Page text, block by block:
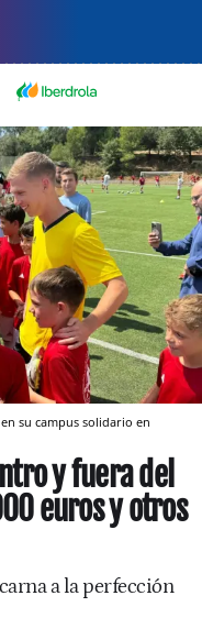
su campus solidario en
y fuera del
euros y otros
a la perfección